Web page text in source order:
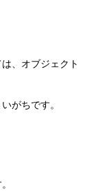
、オブジェクト
がちです。